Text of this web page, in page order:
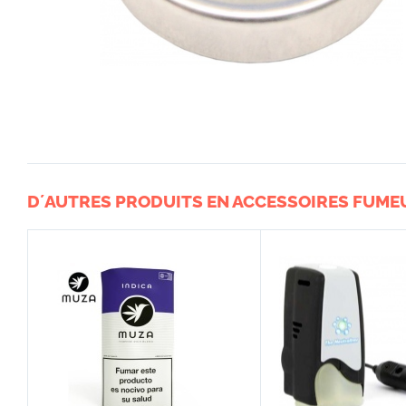
D´AUTRES PRODUITS EN ACCESSOIRES